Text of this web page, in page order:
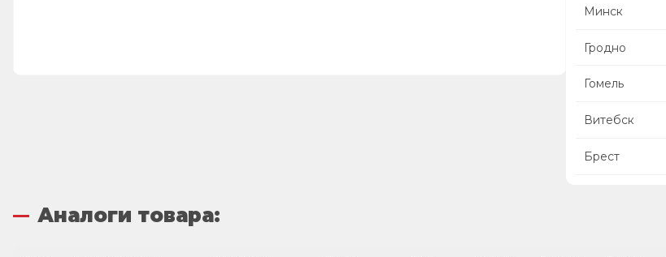
Минск
Гродно
Гомель
Витебск
Брест
Аналоги товара: